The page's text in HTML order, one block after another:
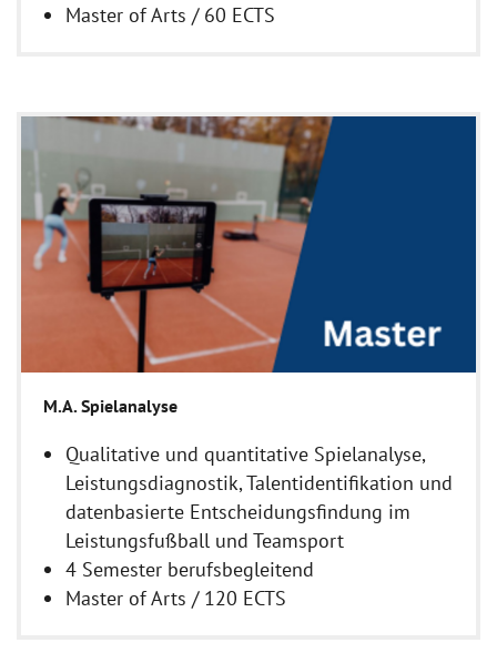
Master of Arts / 60 ECTS
M.A. Spielanalyse
Qualitative und quantitative Spielanalyse,
Leistungsdiagnostik, Talentidentifikation und
datenbasierte Entscheidungsfindung im
Leistungsfußball und Teamsport
4 Semester berufsbegleitend
Master of Arts / 120 ECTS